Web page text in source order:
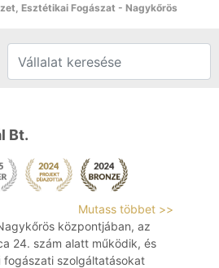
Esztétikai Fogászat - Nagykőrös
Bt.
Mutass többet >>
központjában, az
24. szám alatt működik, és
fogászati szolgáltatásokat